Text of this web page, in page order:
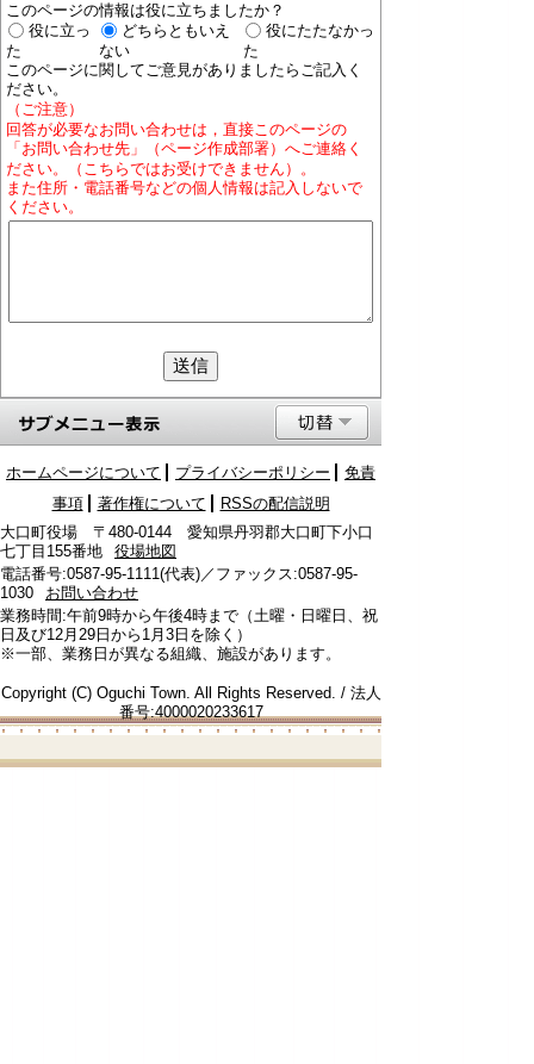
このページの情報は役に立ちましたか？
役に立っ
た
どちらともいえ
ない
役にたたなかっ
た
このページに関してご意見がありましたらご記入く
ださい。
（ご注意）
回答が必要なお問い合わせは，直接このページの
「お問い合わせ先」（ページ作成部署）へご連絡く
ださい。（こちらではお受けできません）。
また住所・電話番号などの個人情報は記入しないで
ください。
ホームページについて プライバシーポリシー
免責
事項
著作権について
RSSの配信説明
大口町役場 〒480-0144 愛知県丹羽郡大口町下小口
七丁目155番地
役場地図
電話番号:0587-95-1111(代表)／ファックス:0587-95-
1030
お問い合わせ
業務時間:午前9時から午後4時まで（土曜・日曜日、祝
日及び12月29日から1月3日を除く）
※一部、業務日が異なる組織、施設があります。
Copyright (C) Oguchi Town. All Rights Reserved. / 法人
番号:4000020233617